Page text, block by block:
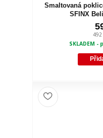
Smaltovaná
SFINX
492
SKLADEM